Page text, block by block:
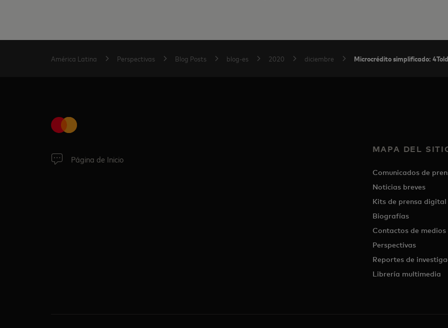
América Latina Perspectivas Blog Posts blog-es 2020 diciembre Microcrédito simplificado:
Página de Inicio
MAPA DEL
Comunicados de
Noticias breves
Kits de prensa digital
Biografías
Contactos de medios
Perspectivas
Reportes de
Librería multimedia